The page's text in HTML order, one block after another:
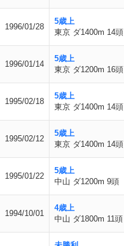
1996/01/28
5歳上
東京 ダ1400m 14頭
1996/01/14
5歳上
東京 ダ1200m 16頭
1995/02/18
5歳上
東京 ダ1400m 14頭
1995/02/12
5歳上
東京 ダ1400m 14頭
1995/01/22
5歳上
中山 ダ1200m 9頭
1994/10/01
4歳上
中山 ダ1800m 11頭